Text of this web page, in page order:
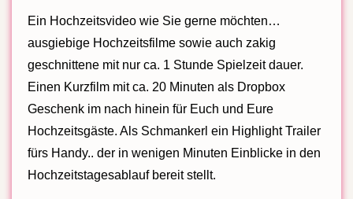
Ein Hochzeitsvideo wie Sie gerne möchten…
ausgiebige Hochzeitsfilme sowie auch zakig
geschnittene mit nur ca. 1 Stunde Spielzeit dauer.
Einen Kurzfilm mit ca. 20 Minuten als Dropbox
Geschenk im nach hinein für Euch und Eure
Hochzeitsgäste. Als Schmankerl ein Highlight Trailer
fürs Handy.. der in wenigen Minuten Einblicke in den
Hochzeitstagesablauf bereit stellt.